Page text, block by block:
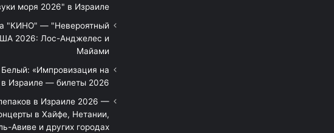
моря 2026" в Израиле
"КИНО" — "Невероятный
2026: Лос-Анджелес и
Майами
«Импровизация на
в Израиле — билеты 2026
в Израиле 2026 —
в Хайфе, Нетании,
Авиве и других городах